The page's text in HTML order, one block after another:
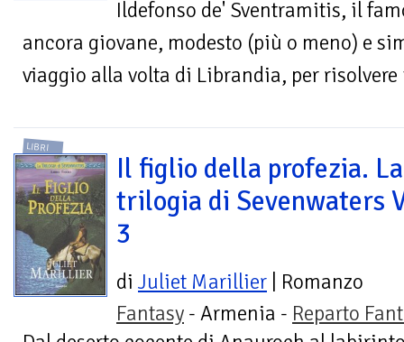
Ildefonso de' Sventramitis, il
ancora giovane, modesto (più o meno) e
viaggio alla volta di Librandia, per
LIBRI
Il figlio della profezia. La
trilogia di Sevenwaters
3
di Juliet Marillier | Romanzo
Fantasy - Armenia - Reparto